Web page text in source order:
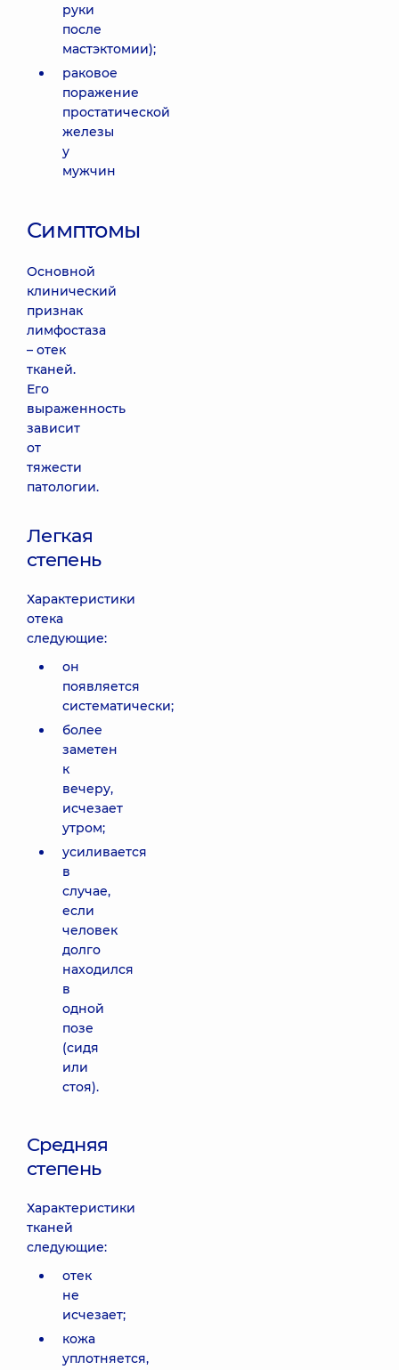
руки
после
мастэктомии);
раковое
поражение
простатической
железы
у
мужчин
Симптомы
Основной
клинический
признак
лимфостаза
– отек
тканей.
Его
выраженность
зависит
от
тяжести
патологии.
Легкая
степень
Характеристики
отека
следующие:
он
появляется
систематически;
более
заметен
к
вечеру,
исчезает
утром;
усиливается
в
случае,
если
человек
долго
находился
в
одной
позе
(сидя
или
стоя).
Средняя
степень
Характеристики
тканей
следующие:
отек
не
исчезает;
кожа
уплотняется,